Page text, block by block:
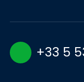
+33 5